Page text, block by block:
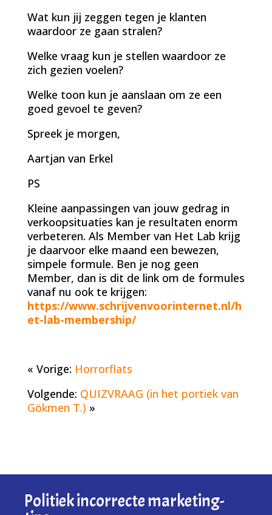
Wat kun jij zeggen tegen je klanten
waardoor ze gaan stralen?
Welke vraag kun je stellen waardoor ze
zich gezien voelen?
Welke toon kun je aanslaan om ze een
goed gevoel te geven?
Spreek je morgen,
Aartjan van Erkel
PS
Kleine aanpassingen van jouw gedrag in
verkoopsituaties kan je resultaten enorm
verbeteren. Als Member van Het Lab krijg
je daarvoor elke maand een bewezen,
simpele formule. Ben je nog geen
Member, dan is dit de link om de formules
vanaf nu ook te krijgen:
https://www.schrijvenvoorinternet.nl/h
et-lab-membership/
« Vorige: Horrorflats
Volgende: QUIZVRAAG (in het portiek van
Gökmen T.) »
Politiek incorrecte marketing-